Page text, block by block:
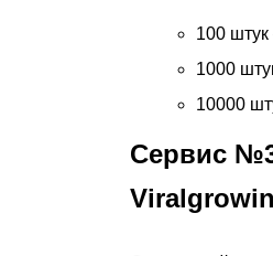
100
1000
10000
Сервис